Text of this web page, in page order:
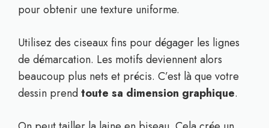
pour obtenir une texture uniforme.
Utilisez des ciseaux fins pour dégager les lignes
de démarcation. Les motifs deviennent alors
beaucoup plus nets et précis. C’est là que votre
dessin prendtoute sa dimension graphique.